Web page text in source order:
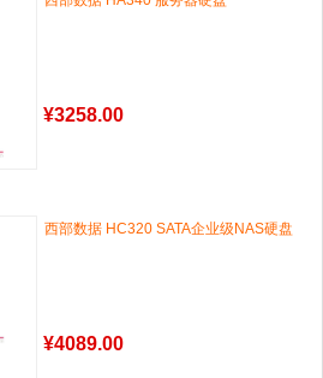
¥3258.00
西部数据 HC320 SATA企业级NAS硬盘
¥4089.00